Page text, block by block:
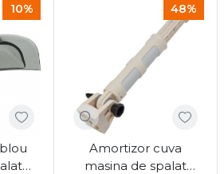
10% 48%
Amortizor cuva
masina de spalat